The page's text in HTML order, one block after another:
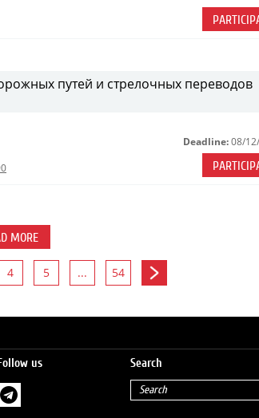
путей и стрелочных переводов
Deadline: 08/
MORE
4 5 ... 54
us Search